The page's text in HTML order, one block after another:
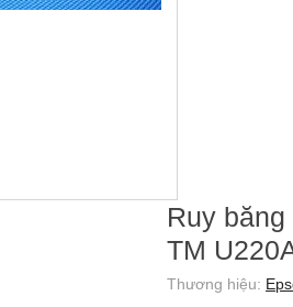
Ruy
TM